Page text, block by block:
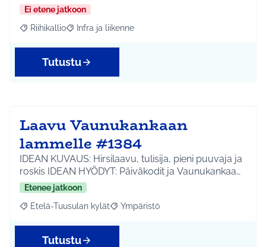
Ei etene jatkoon
Rajaa tulokset aihepiirin mukaan: Riihikallio
Riihikallio Rajaa tulokset teeman mukaan: Infra ja liikenne
Infra ja liikenne
Tutustu
Laavu Vaunukankaan
lammelle #1384
IDEAN KUVAUS: Hirsilaavu, tulisija, pieni puuvaja ja
roskis IDEAN HYÖDYT: Päiväkodit ja Vaunukankaa…
Etenee jatkoon
Rajaa tulokset aihepiirin mukaan: Etelä-Tuusulan kylät
Etelä-Tuusulan kylät Rajaa tulokset teeman mukaan:
Ympäristö
Tutustu